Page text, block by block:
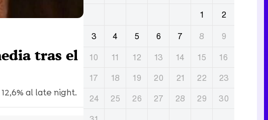
tras el
al late night.
1
2
3
4 5 6 7 8
9
10
11 12 13 14 15
16
17
18 19 20 21 22
23
24
25 26 27 28 29
30